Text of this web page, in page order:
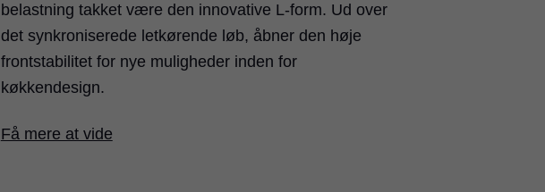
belastning takket være den innovative L-form. Ud over
det synkroniserede letkørende løb, åbner den høje
frontstabilitet for nye muligheder inden for
køkkendesign.
Få mere at vide